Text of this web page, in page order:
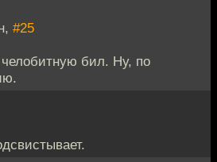
#25
бил. Ну, по